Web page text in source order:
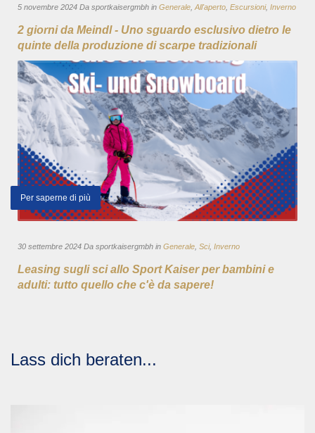
5 novembre 2024 Da sportkaisergmbh in Generale All'aperto Escursioni, Inverno
2 giorni da Meindl - Uno sguardo esclusivo dietro le
quinte della produzione di scarpe tradizionali
Per saperne di più
30 settembre 2024 Da sportkaisergmbh in Generale Sci, Inverno
Leasing sugli sci allo Sport Kaiser per bambini e
adulti: tutto quello che c'è da sapere!
Lass dich beraten...